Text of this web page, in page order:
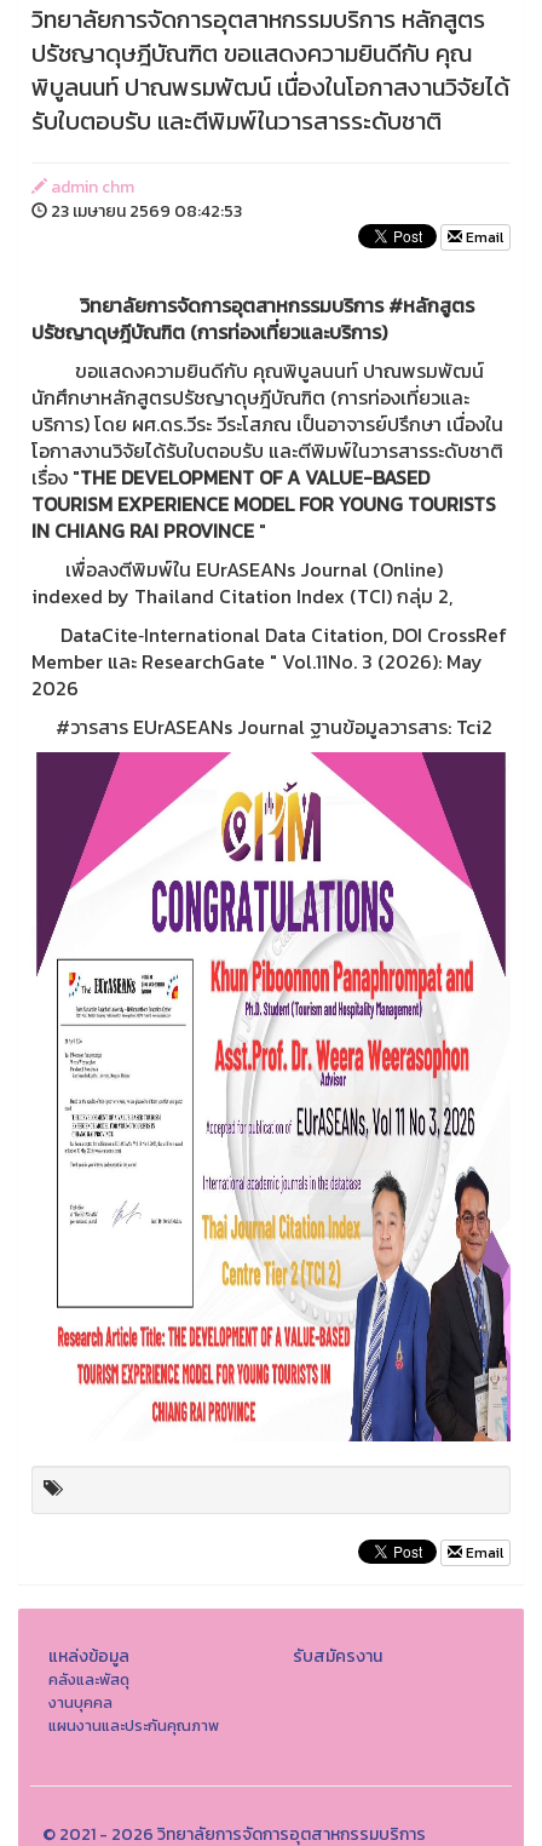
วิทยาลัยการจัดการอุตสาหกรรมบริการ หลักสูตร
ปรัชญาดุษฎีบัณฑิต ขอแสดงความยินดีกับ คุณ
พิบูลนนท์ ปาณพรมพัฒน์ เนื่องในโอกาสงานวิจัยได้
รับใบตอบรับ และตีพิมพ์ในวารสารระดับชาติ
admin chm
23 เมษายน 2569 08:42:53
Email
วิทยาลัยการจัดการอุตสาหกรรมบริการ #หลักสูตร
ปรัชญาดุษฎีบัณฑิต (การท่องเที่ยวและบริการ)
ขอแสดงความยินดีกับ คุณพิบูลนนท์ ปาณพรมพัฒน์
นักศึกษาหลักสูตรปรัชญาดุษฎีบัณฑิต (การท่องเที่ยวและ
บริการ) โดย ผศ.ดร.วีระ วีระโสภณ เป็นอาจารย์ปรึกษา เนื่องใน
โอกาสงานวิจัยได้รับใบตอบรับ และตีพิมพ์ในวารสารระดับชาติ
เรื่อง "THE DEVELOPMENT OF A VALUE-BASED
TOURISM EXPERIENCE MODEL FOR YOUNG TOURISTS
IN CHIANG RAI PROVINCE "
เพื่อลงตีพิมพ์ใน EUrASEANs Journal (Online)
indexed by Thailand Citation Index (TCI) กลุ่ม 2,
DataCite‐International Data Citation, DOI CrossRef
Member และ ResearchGate " Vol.11No. 3 (2026): May
2026
#วารสาร EUrASEANs Journal ฐานข้อมูลวารสาร: Tci2
Email
แหล่งข้อมูล
คลังและพัสดุ
งานบุคคล
แผนงานและประกันคุณภาพ
รับสมัครงาน
© 2021 - 2026 วิทยาลัยการจัดการอุตสาหกรรมบริการ